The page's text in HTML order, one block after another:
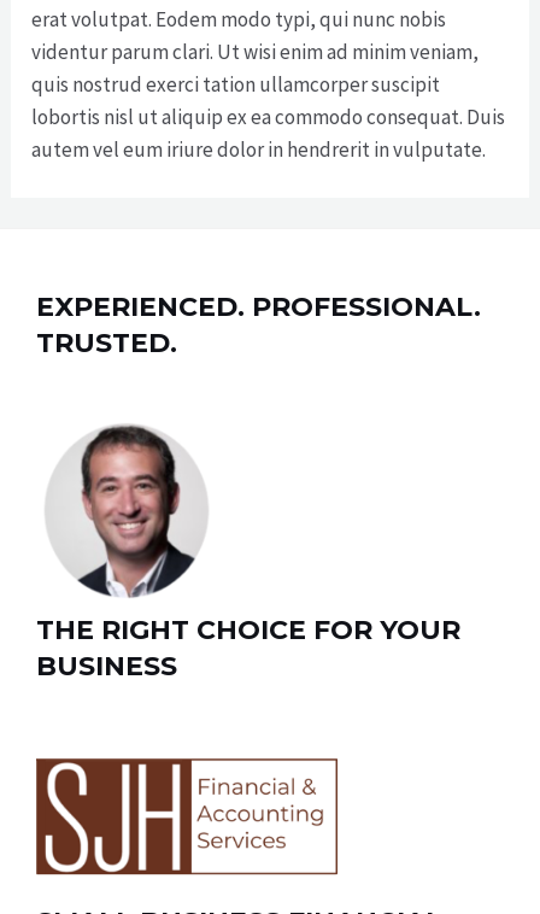
erat volutpat. Eodem modo typi, qui nunc nobis
videntur parum clari. Ut wisi enim ad minim veniam,
quis nostrud exerci tation ullamcorper suscipit
lobortis nisl ut aliquip ex ea commodo consequat. Duis
autem vel eum iriure dolor in hendrerit in vulputate.
EXPERIENCED. PROFESSIONAL.
TRUSTED.
THE RIGHT CHOICE FOR YOUR
BUSINESS